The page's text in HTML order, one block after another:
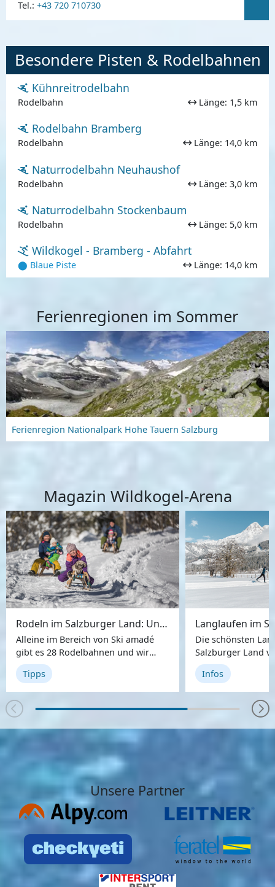
Tel.: +43 720 710730
Besondere Pisten & Rodelbahnen
Kühnreitrodelbahn
Rodelbahn Länge: 1,5 km
Rodelbahn Bramberg
Rodelbahn Länge: 14,0 km
Naturrodelbahn Neuhaushof
Rodelbahn Länge: 3,0 km
Naturrodelbahn Stockenbaum
Rodelbahn Länge: 5,0 km
Wildkogel - Bramberg - Abfahrt
⬤ Blaue Piste Länge: 14,0 km
Ferienregionen im Sommer
Ferienregion Nationalpark Hohe Tauern Salzburg
Magazin Wildkogel-Arena
Rodeln im Salzburger Land: Unsere Rodelbahn-Tipps
Alleine im Bereich von Ski amadé
gibt es 28 Rodelbahnen und wir
stellen euch eine Auswahl der
schönsten Bahnen vor.
Tipps
Langlaufen im
Die schönsten
Salzburger Land
Leogang bis zur
Sportwelt werden
Infos
Unsere Partner